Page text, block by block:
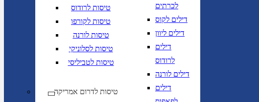
טיסות לרודוס
טיסות לקורפו
טיסות לורנה
טיסות לסלוניקי
טיסות לטביליסי
טיסות לדרום אמריקה
לכרתים
דילים לקוס
דילים ליוון
דילים
לרודוס
דילים לורנה
דילים